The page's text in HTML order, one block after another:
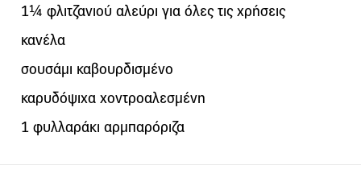
1¼ φλιτζανιού αλεύρι για όλες τις χρήσεις
κανέλα
σουσάμι καβουρδισμένο
καρυδόψιχα χοντροαλεσμένη
1 φυλλαράκι αρμπαρόριζα